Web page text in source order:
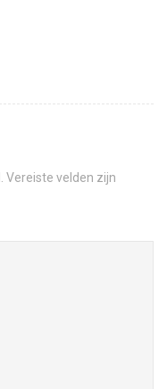
Vereiste velden zijn